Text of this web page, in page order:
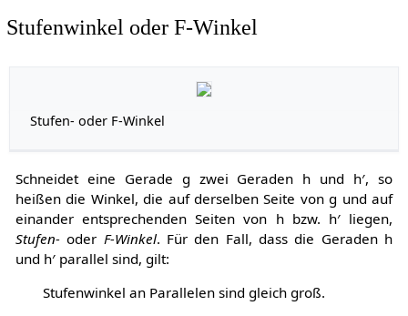
Stufenwinkel oder F-Winkel
Stufen- oder F-Winkel
Schneidet eine Gerade g zwei Geraden h und h′, so
heißen die Winkel, die auf derselben Seite vong und auf
einander entsprechenden Seiten von hbzw. h′ liegen,
Stufen-oder F-Winkel. Für den Fall, dass die Geraden h
und h′parallel sind, gilt:
Stufenwinkel an Parallelen sind gleich groß.